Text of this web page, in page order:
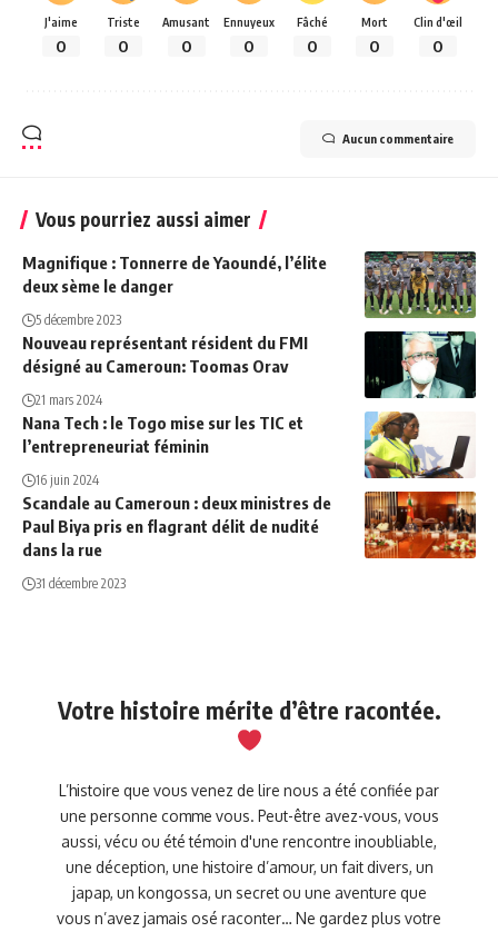
J'aime
0
Triste
0
Amusant
0
Ennuyeux
0
Fâché
0
Mort
0
Clin d'œil
0
Aucun commentaire
Vous pourriez aussi aimer
Magnifique : Tonnerre de Yaoundé, l’élite
deux sème le danger
5 décembre 2023
Nouveau représentant résident du FMI
désigné au Cameroun: Toomas Orav
21 mars 2024
Nana Tech : le Togo mise sur les TIC et
l’entrepreneuriat féminin
16 juin 2024
Scandale au Cameroun : deux ministres de
Paul Biya pris en flagrant délit de nudité
dans la rue
31 décembre 2023
Votre histoire mérite d’être racontée.
L’histoire que vous venez de lire nous a été confiée par
une personne comme vous. Peut-être avez-vous, vous
aussi, vécu ou été témoin d'une rencontre inoubliable,
une déception, une histoire d’amour, un fait divers, un
japap, un kongossa, un secret ou une aventure que
vous n’avez jamais osé raconter… Ne gardez plus votre